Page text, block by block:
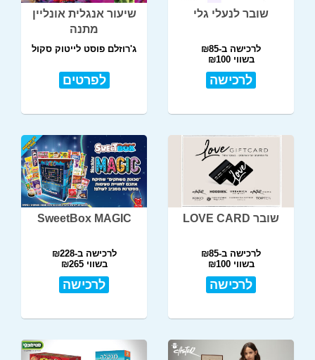
שובר לנעלי גלי
לרכישה ב-₪85
בשווי ₪100
לרכישה
שיעור אנגלית אונליין
מתנה
ג'רוזלם פוסט לייטוק סקול
לפרטים
שובר LOVE CARD
לרכישה ב-₪85
בשווי ₪100
לרכישה
SweetBox MAGIC
לרכישה ב-₪228
בשווי ₪265
לרכישה